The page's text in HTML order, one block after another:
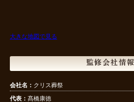
大きな地図で見る
監修会社情報
会社名： クリス葬祭
代表： 髙橋康徳